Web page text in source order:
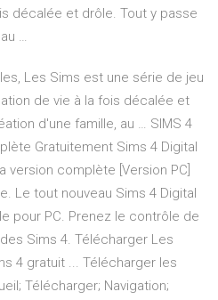
décalée et drôle. Tout y passe
…
Les Sims est une série de jeu
de vie à la fois décalée et
d'une famille, au … SIMS 4
Gratuitement Sims 4 Digital
version complète [Version PC]
Le tout nouveau Sims 4 Digital
pour PC. Prenez le contrôle de
Sims 4. Télécharger Les
4 gratuit ... Télécharger les
Télécharger; Navigation;